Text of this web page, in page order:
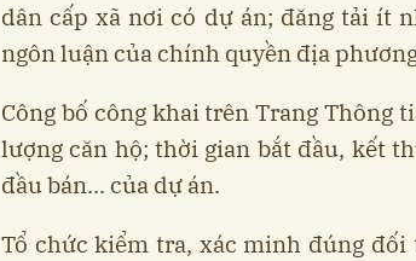
dân cấp xã nơi có dự án; đăng tải ít
ngôn luận của chính quyền địa
Công bố công khai trên Trang Thông
lượng căn hộ; thời gian bắt đầu, kết
đầu bán... của dự án.
Tổ chức kiểm tra, xác minh đúng